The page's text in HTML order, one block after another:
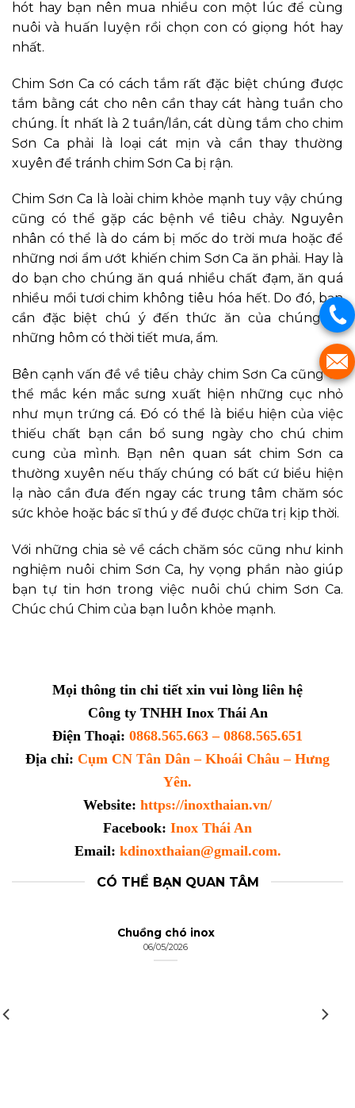
hót hay bạn nên mua nhiều con một lúc để cùng
nuôi và huấn luyện rồi chọn con có giọng hót hay
nhất.
Chim Sơn Ca có cách tắm rất đặc biệt chúng được
tắm bằng cát cho nên cần thay cát hàng tuần cho
chúng. Ít nhất là 2 tuần/lần, cát dùng tắm cho chim
Sơn Ca phải là loại cát mịn và cần thay thường
xuyên để tránh chim Sơn Ca bị rận.
Chim Sơn Ca là loài chim khỏe mạnh tuy vậy chúng
cũng có thể gặp các bệnh về tiêu chảy. Nguyên
nhân có thể là do cám bị mốc do trời mưa hoặc để
những nơi ẩm ướt khiến chim Sơn Ca ăn phải. Hay là
do bạn cho chúng ăn quá nhiều chất đạm, ăn quá
nhiều mồi tươi chim không tiêu hóa hết. Do đó, bạn
cần đặc biệt chú ý đến thức ăn của chúng và
những hôm có thời tiết mưa, ẩm.
Bên cạnh vấn đề về tiêu chảy chim Sơn Ca cũng có
thể mắc kén mắc sưng xuất hiện những cục nhỏ
như mụn trứng cá. Đó có thể là biểu hiện của việc
thiếu chất bạn cần bổ sung ngày cho chú chim
cung của mình. Bạn nên quan sát chim Sơn ca
thường xuyên nếu thấy chúng có bất cứ biểu hiện
lạ nào cần đưa đến ngay các trung tâm chăm sóc
sức khỏe hoặc bác sĩ thú y để được chữa trị kịp thời.
Với những chia sẻ về cách chăm sóc cũng như kinh
nghiệm nuôi chim Sơn Ca, hy vọng phần nào giúp
bạn tự tin hơn trong việc nuôi chú chim Sơn Ca.
Chúc chú Chim của bạn luôn khỏe mạnh.
Mọi thông tin chi tiết xin vui lòng liên hệ
Công ty TNHH Inox Thái An
Điện Thoại: 0868.565.663 – 0868.565.651
Địa chỉ: Cụm CN Tân Dân – Khoái Châu – Hưng
Yên.
Website: https://inoxthaian.vn/
Facebook: Inox Thái An
Email: kdinoxthaian@gmail.com.
CÓ THỂ BẠN QUAN TÂM
Chuồng chó inox
06/05/2026